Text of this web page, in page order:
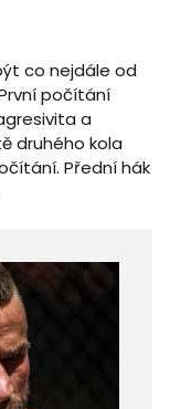
co nejdále od
počítání
a
druhého kola
Přední hák